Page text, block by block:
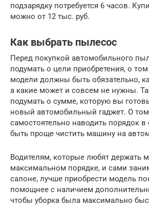
подзарядку потребуется 6 часов.
можно от 12 тыс. руб.
Как выбрать пылесос
Перед покупкой автомобильного
подумать о цели приобретения, о
модели должны быть обязательно,
а какие может и совсем не нужны.
подумать о сумме, которую вы
новый автомобильный гаджет. О
самостоятельно наводить порядок
быть проще чистить машину на
Водителям, которые любят держать
максимальном порядке, и сами
салоне, лучше приобрести модель
помощнее с наличием
чтобы уборка была максимально